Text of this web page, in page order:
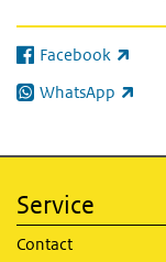
Facebook
(externe link)
WhatsApp
(externe link)
Service
Contact